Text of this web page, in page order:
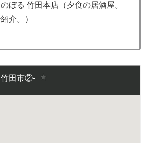
ぼる 竹田本店（夕食の居酒屋。
介。）